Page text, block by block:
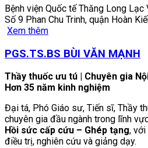
Bệnh viện Quốc tế Thăng Long Lạc
Số 9 Phan Chu Trinh, quận Hoàn
Xem thêm
PGS.TS.BS BÙI VĂN MẠNH
Thầy thuốc ưu tú | Chuyên gia
Hơn 35 năm kinh nghiệm
Đại tá, Phó Giáo sư, Tiến sĩ, Thầy
chuyên gia đầu ngành trong lĩnh
Hồi sức cấp cứu – Ghép tạng, với
điều trị, nghiên cứu và giảng dạy.